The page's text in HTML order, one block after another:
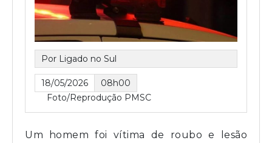
Por Ligado no Sul
18/05/2026
08h00
Foto/Reprodução PMSC
Um homem foi vítima de roubo e lesão